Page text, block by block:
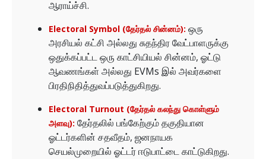
ஆராய்ச்சி.
Electoral Symbol (தேர்தல் சின்னம்): ஒரு
அரசியல் கட்சி அல்லது சுதந்திர வேட்பாளருக்கு
ஒதுக்கப்பட்ட ஒரு காட்சியியல் சின்னம், ஓட்டு
ஆவணங்கள் அல்லது EVMs இல் அவர்களை
பிரதிநிதித்துவப்படுத்துகிறது.
Electoral Turnout (தேர்தல் கலந்து கொள்ளும்
அளவு): தேர்தலில் பங்கேற்கும் தகுதியான
ஓட்டர்களின் சதவீதம், ஜனநாயக
செயல்முறையில் ஓட்டர் ஈடுபாட்டை காட்டுகிறது.